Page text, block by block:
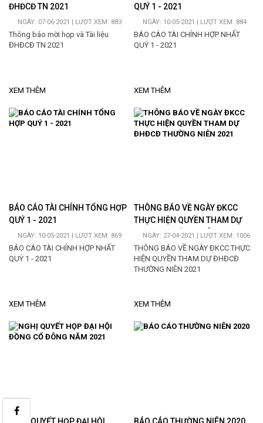
ĐHĐCĐ TN 2021
NGÀY: 07-06-2021 | LƯỢT XEM: 883
Thông báo mời họp và Tài liệu
ĐHĐCĐ TN 2021
XEM THÊM
QUÝ 1 - 2021
NGÀY: 10-05-2021 | LƯỢT XEM: 884
BÁO CÁO TÀI CHÍNH HỢP NHẤT
QUÝ 1 - 2021
XEM THÊM
BÁO CÁO TÀI CHÍNH TỔNG HỢP
QUÝ 1 - 2021
NGÀY: 10-05-2021 | LƯỢT XEM: 869
BÁO CÁO TÀI CHÍNH HỢP NHẤT
QUÝ 1 - 2021
XEM THÊM
THÔNG BÁO VỀ NGÀY ĐKCC
THỰC HIỆN QUYỀN THAM DỰ
ĐHĐCĐ THƯỜNG NIÊN 2021
NGÀY: 27-04-2021 | LƯỢT XEM: 1006
THÔNG BÁO VỀ NGÀY ĐKCC THỰC
HIỆN QUYỀN THAM DỰ ĐHĐCĐ
THƯỜNG NIÊN 2021
XEM THÊM